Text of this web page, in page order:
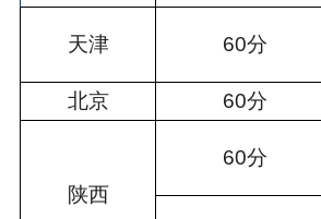
天津 60分
北京
60分
陕西
60分